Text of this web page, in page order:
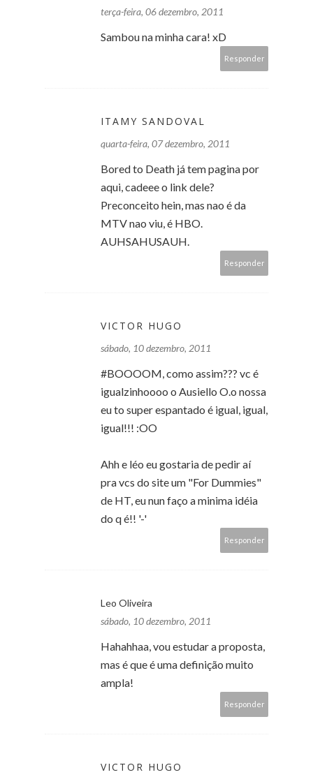
terça-feira, 06 dezembro, 2011
Sambou na minha cara! xD
Responder
ITAMY SANDOVAL
quarta-feira, 07 dezembro, 2011
Bored to Death já tem pagina por
aqui, cadeee o link dele?
Preconceito hein, mas nao é da
MTV nao viu, é HBO.
AUHSAHUSAUH.
Responder
VICTOR HUGO
sábado, 10 dezembro, 2011
#BOOOOM, como assim??? vc é
igualzinhoooo o Ausiello O.o nossa
eu to super espantado é igual, igual,
igual!!! :OO
Ahh e léo eu gostaria de pedir aí
pra vcs do site um "For Dummies"
de HT, eu nun faço a minima idéia
do q é!! '-'
Responder
Leo Oliveira
sábado, 10 dezembro, 2011
Hahahhaa, vou estudar a proposta,
mas é que é uma definição muito
ampla!
Responder
VICTOR HUGO